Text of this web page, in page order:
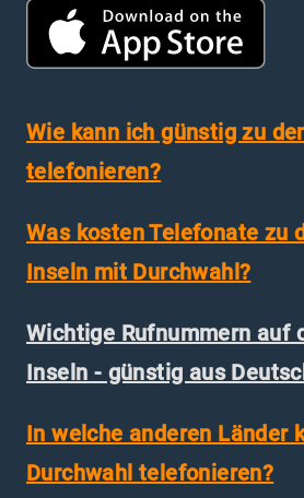
Wie kann ich günstig zu
telefonieren?
Was kosten Telefonate zu
Inseln mit Durchwahl?
Wichtige Rufnummern auf
Inseln - günstig aus
In welche anderen Länder
Durchwahl telefonieren?